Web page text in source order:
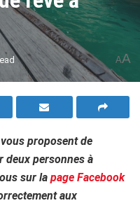
AA
proposent de
deux personnes à
sur la page Facebook
aux